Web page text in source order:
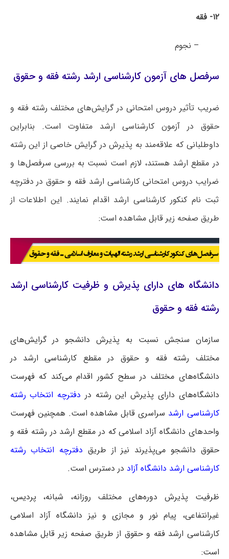
۱۲- فقه
– نجوم
سرفصل های آزمون کارشناسی ارشد رشته فقه و حقوق
ضریب تأثیر دروس امتحانی در گرایش‌های مختلف رشته فقه و
حقوق در آزمون کارشناسی ارشد متفاوت است. بنابراین
داوطلبانی که علاقه‌مند به پذیرش در گرایش خاصی از این رشته
در مقطع ارشد هستند، لازم است نسبت به بررسی سرفصل‌ها و
ضرایب دروس امتحانی کارشناسی ارشد فقه و حقوق در دفترچه
ثبت نام کنکور کارشناسی ارشد اقدام نمایند. این اطلاعات از
طریق صفحه زیر قابل مشاهده است:
دانشگاه های دارای پذیرش و ظرفیت کارشناسی ارشد
رشته فقه و حقوق
سازمان سنجش نسبت به پذیرش دانشجو در گرایش‌های
مختلف رشته فقه و حقوق در مقطع کارشناسی ارشد در
دانشگاه‌های مختلف در سطح کشور اقدام می‌کند که فهرست
دانشگاه‌های دارای پذیرش این رشته در دفترچه انتخاب رشته
کارشناسی ارشد سراسریقابل مشاهده است. همچنین فهرست
واحدهای دانشگاه آزاد اسلامی که در مقطع ارشد در رشته فقه و
حقوق دانشجو می‌پذیرند نیز از طریق دفترچه انتخاب رشته
کارشناسی ارشد دانشگاه آزاد در دسترس است.
ظرفیت پذیرش دوره‌های مختلف روزانه، شبانه، پردیس،
غیرانتفاعی، پیام نور و مجازی و نیز دانشگاه آزاد اسلامی
کارشناسی ارشد فقه و حقوق از طریق صفحه زیر قابل مشاهده
است: